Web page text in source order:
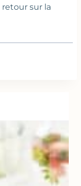
retour sur la